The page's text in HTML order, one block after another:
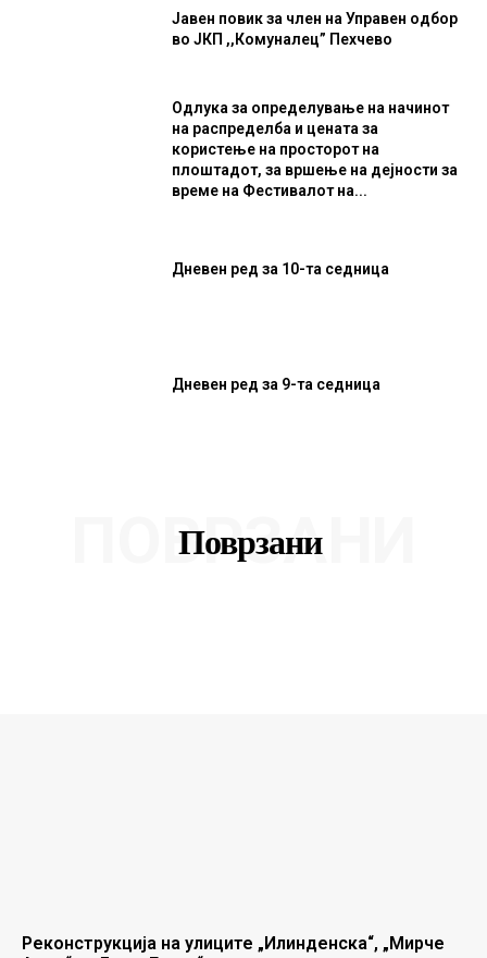
Јавен повик за член на Управен одбор
во ЈКП ,,Комуналец” Пехчево
Одлука за определување на начинот
на распределба и цената за
користење на просторот на
плоштадот, за вршење на дејности за
време на Фестивалот на...
Дневен ред за 10-та седница
Дневен ред за 9-та седница
Поврзани
ПОВРЗАНИ
Реконструкција на улиците „Илинденска“, „Мирче